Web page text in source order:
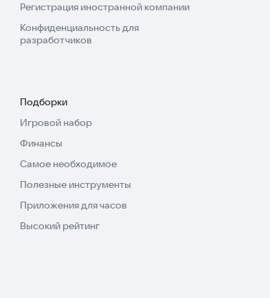
Регистрация иностранной компании
Конфиденциальность для
разработчиков
Подборки
Игровой набор
Финансы
Самое необходимое
Полезные инструменты
Приложения для часов
Высокий рейтинг